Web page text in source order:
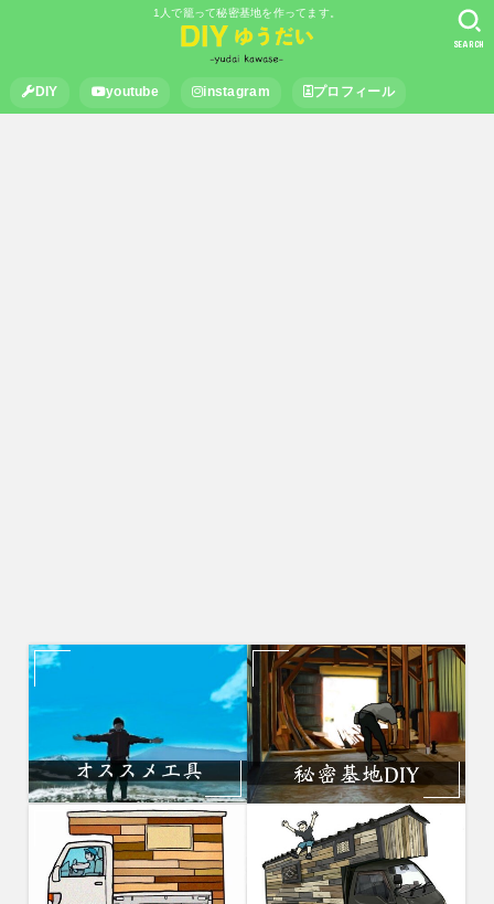
1人で籠って秘密基地を作ってます。
DIY youtube instagram プロフィール
SEARCH